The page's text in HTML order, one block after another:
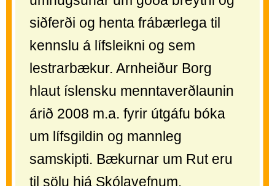
siðferði og henta frábærlega til
kennslu á lífsleikni og sem
lestrarbækur. Arnheiður Borg
hlaut íslensku menntaverðlaunin
árið 2008 m.a. fyrir útgáfu bóka
um lífsgildin og mannleg
samskipti. Bækurnar um Rut eru
til sölu hjá Skólavefnum.